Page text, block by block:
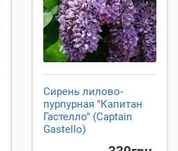
Сирень лилово-
пурпурная "Капитан
Гастелло" (Captain
Gastello)